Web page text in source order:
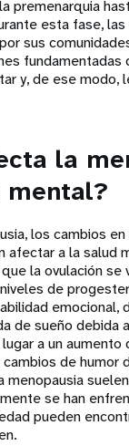
premenarquia
esta fase,
sus
fundamentadas
y, de ese modo,
la
mental?
los cambios
afectar a la salud
la ovulación se
de
emocional,
de sueño debida
a un aumento
de humor
menopausia
se han
pueden